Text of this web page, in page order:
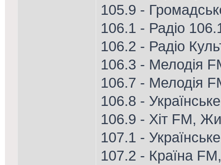
105.9 -
106.1 - Радіо
106.2 - Радіо
106.3 - Мелодія
106.7 - Мелодія
106.8 -
106.9 - Хіт FM,
107.1 -
107.2 - Країна